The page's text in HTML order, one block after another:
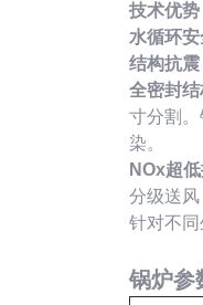
技术优势
水循环安
结构抗震
全密封结
寸分割
染。
NOx超
分级送
针对不同
锅炉参